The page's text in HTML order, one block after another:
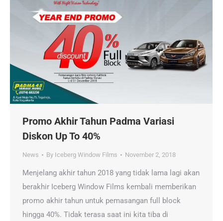
Promo Akhir Tahun Padma Variasi
Diskon Up To 40%
News By Iceberg Window Films November 2, 2018
Menjelang akhir tahun 2018 yang tidak lama lagi akan
berakhir Iceberg Window Films kembali memberikan
promo akhir tahun untuk pemasangan full block
hingga 40%. Tidak terasa saat ini kita tiba di